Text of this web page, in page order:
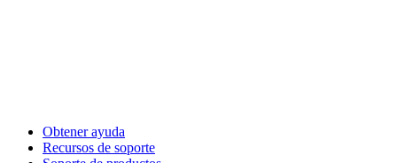
Obtener ayuda
Recursos de soporte